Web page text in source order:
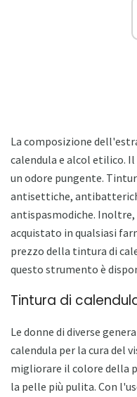
La composizione
calendula e alcol etilico.
un odore pungente.
antisettiche,
antispasmodiche. Inoltre,
acquistato in qualsiasi
prezzo della tintura di
questo strumento è
Tintura di
Le donne di diverse
calendula per la cura del
migliorare il colore della
la pelle più pulita. Con